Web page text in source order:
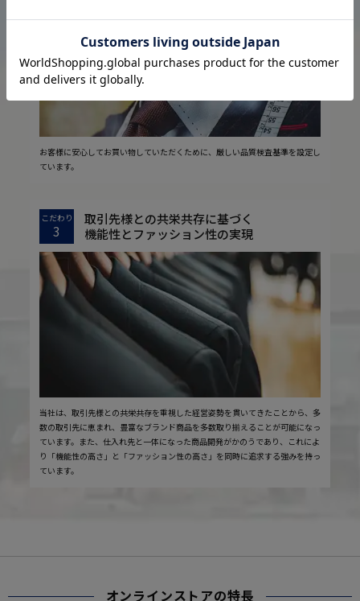
お客様に安心してお買い物していただくために、厳しい品質検査基準を設定し
ています。
こだわり
3
取引先様との共栄共存に基づく
機能性とファッション性の実現
当社は、取引先様との共栄共存を重視した経営姿勢を貫いてきたことから、多
数の取引先に恵まれ、豊富なブランド商品を多数取り揃えることが可能になっ
ています。また、仕入れ先と一体になった商品開発がかのうであり、これによ
り「機能性の高さ」と「ファッション性の高さ」を同時に追求する強みを持っ
ています。
オンラインストアの特長